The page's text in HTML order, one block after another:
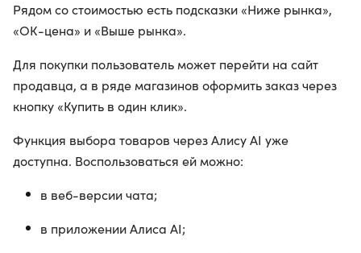
Рядом со стоимостью есть подсказки «Ниже рынка»,
«ОК-цена» и «Выше рынка».
Для покупки пользователь может перейти на сайт
продавца, а в ряде магазинов оформить заказ через
кнопку «Купить в один клик».
Функция выбора товаров через Алису AI уже
доступна. Воспользоваться ей можно:
в веб-версии чата;
в приложении Алиса AI;